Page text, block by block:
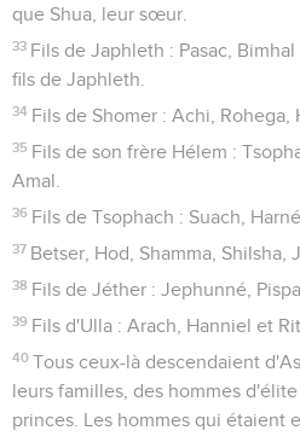
que Shua, leur sœur.
33 Fils de Japhleth : Pasac,
fils de Japhleth.
34 Fils de Shomer : Achi, Rohega,
35 Fils de son frère Hélem :
Amal.
36 Fils de Tsophach : Suach,
37 Betser, Hod, Shamma, Shilsha,
38 Fils de Jéther : Jephunné,
39 Fils d'Ulla : Arach, Hanniel et
40 Tous ceux-là descendaient
leurs familles, des hommes
princes. Les hommes qui étaient